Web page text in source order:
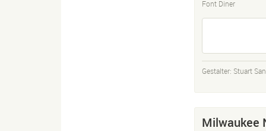
Font Diner
Gestalter: Stuart
Milwaukee